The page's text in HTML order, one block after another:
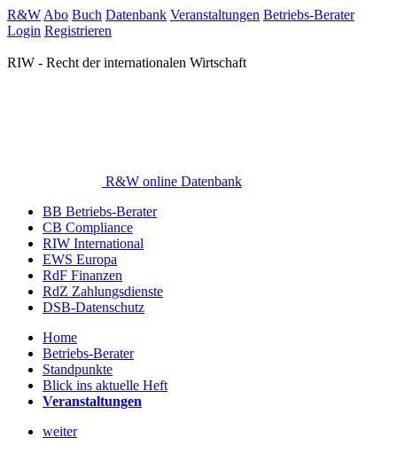
R&W Abo Buch Datenbank Veranstaltungen Betriebs-Berater
Login Registrieren
RIW - Recht der internationalen Wirtschaft
R&W online Datenbank
BB Betriebs-Berater
CB Compliance
RIW International
EWS Europa
RdF Finanzen
RdZ Zahlungsdienste
DSB-Datenschutz
Home
Betriebs-Berater
Standpunkte
Blick ins aktuelle Heft
Veranstaltungen
weiter